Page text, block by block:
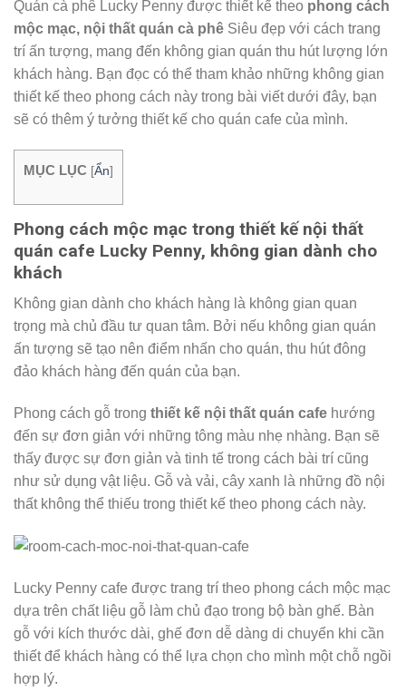
Quán cà phê Lucky Penny được thiết kế theo phong cách
mộc mạc, nội thất quán cà phê Siêu đẹp với cách trang
trí ấn tượng, mang đến không gian quán thu hút lượng lớn
khách hàng. Bạn đọc có thể tham khảo những không gian
thiết kế theo phong cách này trong bài viết dưới đây, bạn
sẽ có thêm ý tưởng thiết kế cho quán cafe của mình.
MỤC LỤC [Ẩn]
Phong cách mộc mạc trong thiết kế nội thất
quán cafe Lucky Penny, không gian dành cho
khách
Không gian dành cho khách hàng là không gian quan
trọng mà chủ đầu tư quan tâm. Bởi nếu không gian quán
ấn tượng sẽ tạo nên điểm nhấn cho quán, thu hút đông
đảo khách hàng đến quán của bạn.
Phong cách gỗ trong thiết kế nội thất quán cafe hướng
đến sự đơn giản với những tông màu nhẹ nhàng. Bạn sẽ
thấy được sự đơn giản và tinh tế trong cách bài trí cũng
như sử dụng vật liệu. Gỗ và vải, cây xanh là những đồ nội
thất không thể thiếu trong thiết kế theo phong cách này.
Lucky Penny cafe được trang trí theo phong cách mộc mạc
dựa trên chất liệu gỗ làm chủ đạo trong bộ bàn ghế. Bàn
gỗ với kích thước dài, ghế đơn dễ dàng di chuyển khi cần
thiết để khách hàng có thể lựa chọn cho mình một chỗ ngồi
hợp lý.